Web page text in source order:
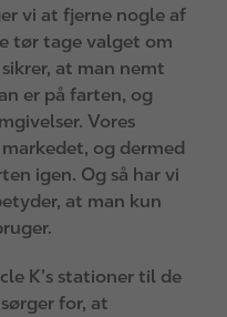
vi at fjerne nogle af
tør tage valget om
at man nemt
er på farten, og
Vores
og dermed
igen. Og så har vi
at man kun
K’s stationer til de
for, at